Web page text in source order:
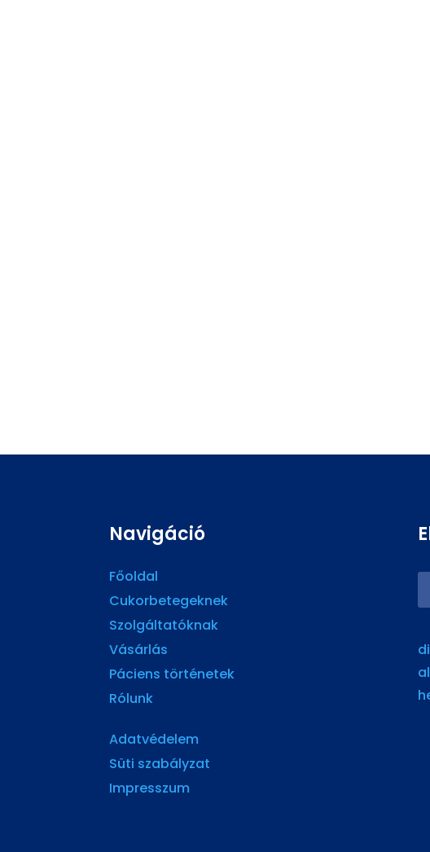
Navigáció
Főoldal
Cukorbetegeknek
Szolgáltatóknak
Vásárlás
Páciens történetek
Rólunk
Adatvédelem
Süti szabályzat
Impresszum